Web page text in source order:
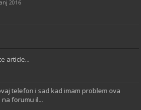
2016
article...
telefon i sad kad imam problem ova
forumu il...